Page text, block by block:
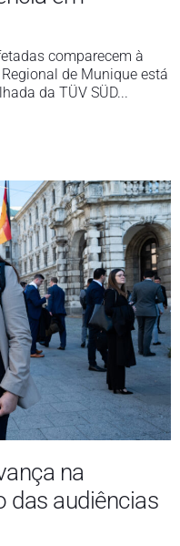
comparecem à
de Munique está
da TÜV SÜD...
na
das audiências